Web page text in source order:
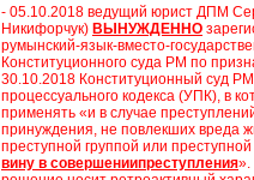
- 05.10.2018 ведущий юрист ДПМ
Никифорчук) ВЫНУЖДЕННО
румынский-язык-вместо-
Конституционного суда РМ по
30.10.2018 Конституционный суд
процессуального кодекса (УПК), в
применять «и в случае
принуждения, не повлекших вреда
преступной группой или
вину в совершениипреступления».